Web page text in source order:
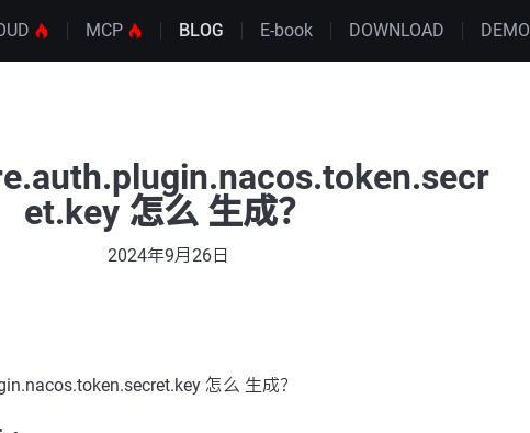
MCP BLOG E-book DOWNLOAD DEMO
et.key 怎么 生成？
2024年9月26日
怎么 生成？